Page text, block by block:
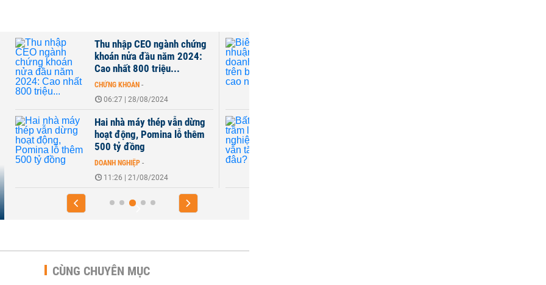
Thu nhập CEO ngành chứng
khoán nửa đầu năm 2024:
Cao nhất 800 triệu...
CHỨNG KHOÁN -
06:27 | 28/08/2024
Hai nhà máy thép vẫn dừng
hoạt động, Pomina lỗ thêm
500 tỷ đồng
DOANH NGHIỆP -
11:26 | 21/08/2024
CÙNG CHUYÊN MỤC